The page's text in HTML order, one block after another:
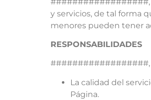
y servicios, de tal forma
menores pueden tener
RESPONSABILIDADES
##################,
La calidad del
Página.